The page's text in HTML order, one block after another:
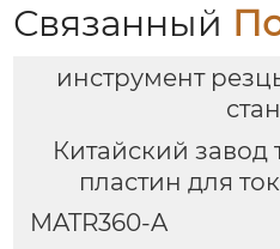
Связанный
инструмент
Китайский завод
пластин для
MATR360-A